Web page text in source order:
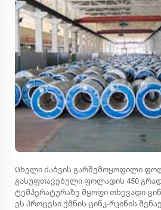
Ცხელი ძაბვის გარშემოყოფილი
გასუფთავებული ფოლადის 450
ტემპერატურაზე მყოფი თხევადი
ეს პროცესი ქმნის ცინკ-რკინის